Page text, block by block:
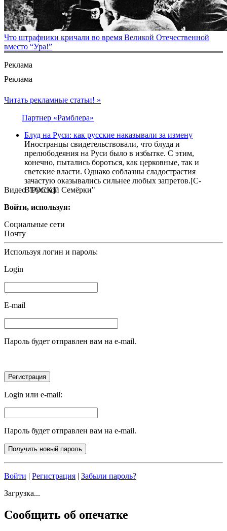
Что штрафники кричали во время Великой Отечественной
вместо “Ура!”
Реклама
Реклама
Видео "Русской Семёрки"
Читать рекламные статьи! »
Партнер «Рамблера»
Блуд на Руси: как русские наказывали за измену
Иностранцы свидетельствовали, что блуда и
прелюбодеяния на Руси было в избытке. С этим,
конечно, пытались бороться, как церковные, так и
светские власти. Однако соблазны сладострастия
зачастую оказывались сильнее любых запретов.[С-
BLOCK]
Войти, используя:
Социальные сети
Почту
Используя логин и пароль:
Login
E-mail
Пароль будет отправлен вам на e-mail.
Login или e-mail:
Пароль будет отправлен вам на e-mail.
Войти | Регистрация | Забыли пароль?
Загрузка...
Сообщить об опечатке